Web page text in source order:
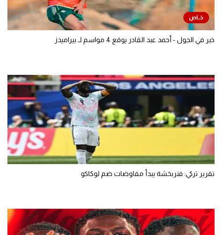
خبر في الجول - أحمد عبد القادر يوقع 4 مواسم لـ بيراميدز
تقرير تركي: فنربخشة يبدأ مفاوضات ضم لوكاكو